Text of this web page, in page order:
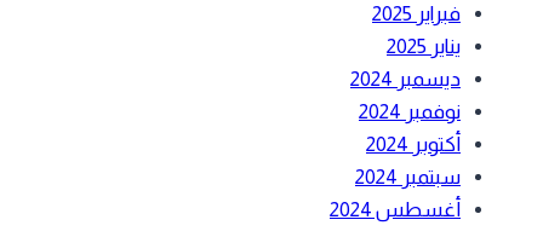
فبراير 2025
يناير 2025
ديسمبر 2024
نوفمبر 2024
أكتوبر 2024
سبتمبر 2024
أغسطس 2024